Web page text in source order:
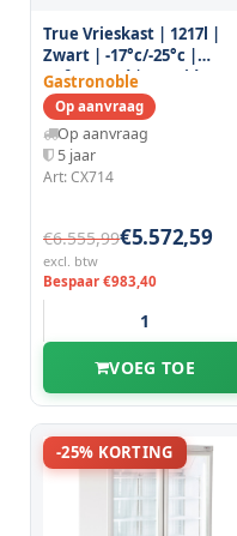
True Vrieskast | 1217l |
Zwart | -17°c/-25°c |
Geforceerd | Draaideuren
| 1197x759x1998(h)mm
Gastronoble
Op aanvraag
Op aanvraag
5 jaar
Art: CX714
€6.555,99€5.572,59
excl. btw
Bespaar €983,40
VOEG TOE
-25% KORTING